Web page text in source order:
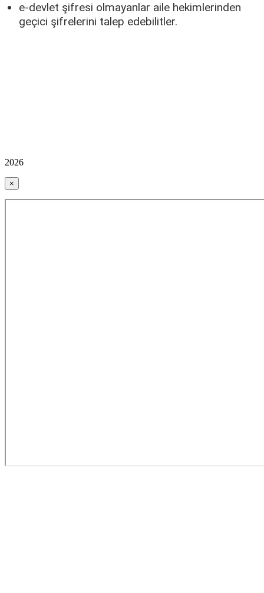
e-devlet şifresi olmayanlar aile hekimlerinden
geçici şifrelerini talep edebilitler.
2026
×